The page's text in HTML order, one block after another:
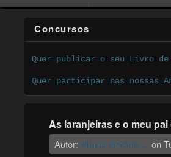
Concursos
Quer publicar o seu Livro de
Quer participar nas nossas
As laranjeiras e o meu pai
Autor: Miguel António ... on